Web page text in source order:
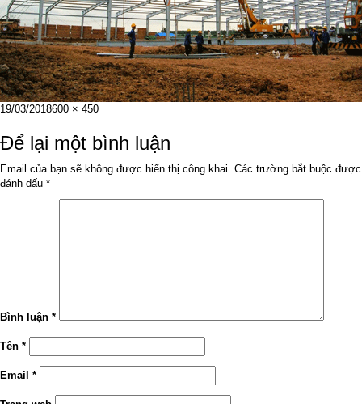
Đăng
ngày
19/03/2018Kích
đầy
đủ
600 × 450
Để lại một bình luận
Email của bạn sẽ không được hiển thị công khai. Các trường bắt buộc được
đánh dấu *
Bình luận *
Tên *
Email *